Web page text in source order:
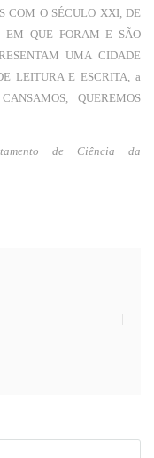
COM O SÉCULO XXI, DE
EM QUE FORAM E SÃO
UMA CIDADE
LEITURA E ESCRITA, a
QUEREMOS
de Ciência da